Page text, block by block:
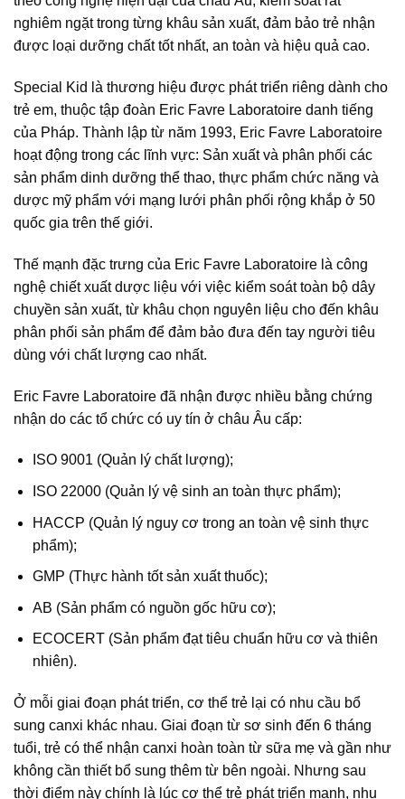
nghiêm ngặt trong từng khâu sản xuất, đảm bảo trẻ nhận
được loại dưỡng chất tốt nhất, an toàn và hiệu quả cao.
Special Kid là thương hiệu được phát triển riêng dành cho
trẻ em, thuộc tập đoàn Eric Favre Laboratoire danh tiếng
của Pháp. Thành lập từ năm 1993, Eric Favre Laboratoire
hoạt động trong các lĩnh vực: Sản xuất và phân phối các
sản phẩm dinh dưỡng thể thao, thực phẩm chức năng và
dược mỹ phẩm với mạng lưới phân phối rộng khắp ở 50
quốc gia trên thế giới.
Thế mạnh đặc trưng của Eric Favre Laboratoire là công
nghệ chiết xuất dược liệu với việc kiểm soát toàn bộ dây
chuyền sản xuất, từ khâu chọn nguyên liệu cho đến khâu
phân phối sản phẩm để đảm bảo đưa đến tay người tiêu
dùng với chất lượng cao nhất.
Eric Favre Laboratoire đã nhận được nhiều bằng chứng
nhận do các tổ chức có uy tín ở châu Âu cấp:
ISO 9001 (Quản lý chất lượng);
ISO 22000 (Quản lý vệ sinh an toàn thực phẩm);
HACCP (Quản lý nguy cơ trong an toàn vệ sinh thực
phẩm);
GMP (Thực hành tốt sản xuất thuốc);
AB (Sản phẩm có nguồn gốc hữu cơ);
ECOCERT (Sản phẩm đạt tiêu chuẩn hữu cơ và thiên
nhiên).
Ở mỗi giai đoạn phát triển, cơ thể trẻ lại có nhu cầu bổ
sung canxi khác nhau. Giai đoạn từ sơ sinh đến 6 tháng
tuổi, trẻ có thể nhận canxi hoàn toàn từ sữa mẹ và gần như
không cần thiết bổ sung thêm từ bên ngoài. Nhưng sau
thời điểm này chính là lúc cơ thể trẻ phát triển mạnh, nhu